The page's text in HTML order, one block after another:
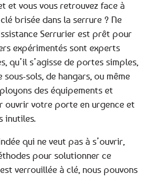
et vous vous retrouvez face à
brisée dans la serrure ? Ne
Serrurier est prêt pour
expérimentés sont experts
qu’il s’agisse de portes simples,
sols, de hangars, ou même
des équipements et
ouvrir votre porte en urgence et
inutiles.
qui ne veut pas à s’ouvrir,
pour solutionner ce
verrouillée à clé, nous pouvons